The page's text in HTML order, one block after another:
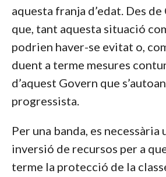
aquesta franja d’edat. Des
que, tant aquesta situació
podrien haver-se evitat o,
duent a terme mesures
d’aquest Govern que
progressista.
Per una banda, es necessària
inversió de recursos per a
terme la protecció de la